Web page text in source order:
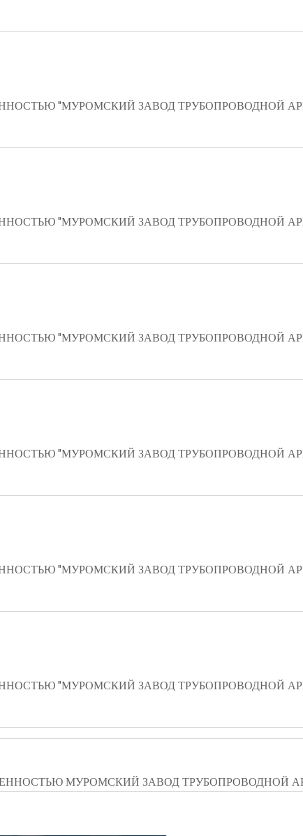
"МУРОМСКИЙ ЗАВОД ТРУБОПРОВОДНОЙ
"МУРОМСКИЙ ЗАВОД ТРУБОПРОВОДНОЙ
"МУРОМСКИЙ ЗАВОД ТРУБОПРОВОДНОЙ
"МУРОМСКИЙ ЗАВОД ТРУБОПРОВОДНОЙ
"МУРОМСКИЙ ЗАВОД ТРУБОПРОВОДНОЙ
"МУРОМСКИЙ ЗАВОД ТРУБОПРОВОДНОЙ
МУРОМСКИЙ ЗАВОД ТРУБОПРОВОДНОЙ